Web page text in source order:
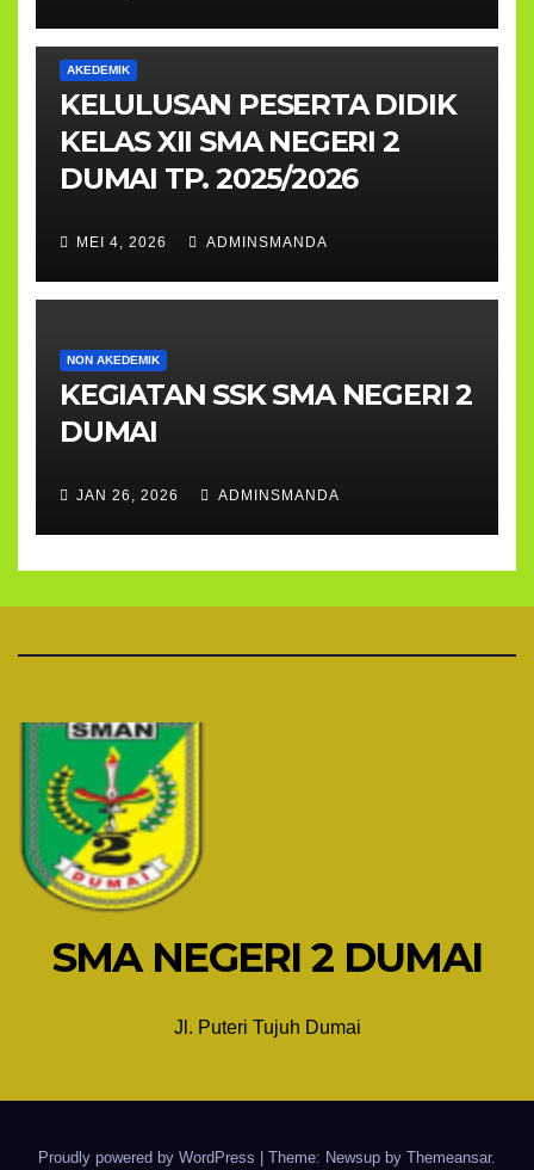
AKEDEMIK
KELULUSAN PESERTA DIDIK
KELAS XII SMA NEGERI 2
DUMAI TP. 2025/2026
MEI 4, 2026 ADMINSMANDA
NON AKEDEMIK
KEGIATAN SSK SMA NEGERI 2
DUMAI
JAN 26, 2026 ADMINSMANDA
SMA NEGERI 2 DUMAI
Jl. Puteri Tujuh Dumai
Proudly powered by WordPress Theme: Newsup by Themeansar.